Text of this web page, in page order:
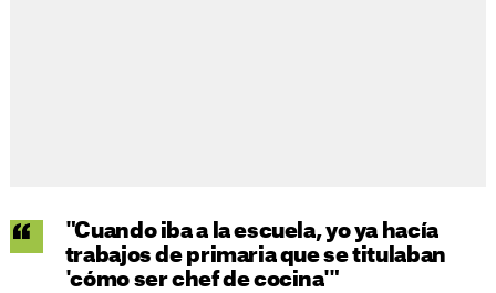
"Cuando iba a la escuela, yo ya hacía
trabajos de primaria que se titulaban
'cómo ser chef de cocina'"